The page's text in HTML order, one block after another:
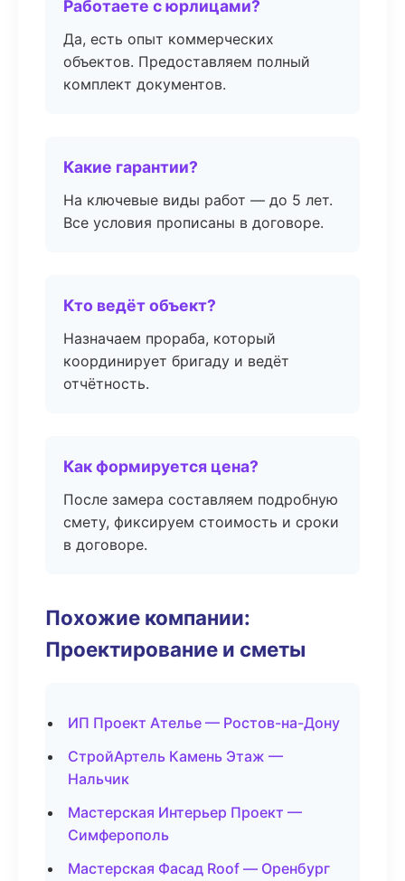
Работаете с юрлицами?
Да, есть опыт коммерческих
объектов. Предоставляем полный
комплект документов.
Какие гарантии?
На ключевые виды работ — до 5 лет.
Все условия прописаны в договоре.
Кто ведёт объект?
Назначаем прораба, который
координирует бригаду и ведёт
отчётность.
Как формируется цена?
После замера составляем подробную
смету, фиксируем стоимость и сроки
в договоре.
Похожие компании:
Проектирование и сметы
ИП Проект Ателье — Ростов-на-Дону
СтройАртель Камень Этаж —
Нальчик
Мастерская Интерьер Проект —
Симферополь
Мастерская Фасад Roof — Оренбург